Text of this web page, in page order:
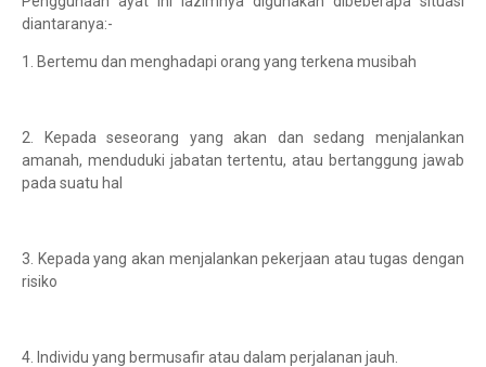
diantaranya:-
1. Bertemu dan menghadapi orang yang terkena musibah
2. Kepada seseorang yang akan dan sedang menjalankan
amanah, menduduki jabatan tertentu, atau bertanggung jawab
pada suatu hal
3. Kepada yang akan menjalankan pekerjaan atau tugas dengan
risiko
4. Individu yang bermusafir atau dalam perjalanan jauh.